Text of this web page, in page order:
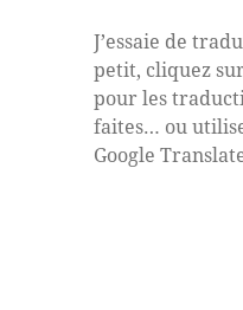
J’essaie de
petit, cliquez
pour les
faites… ou
Google